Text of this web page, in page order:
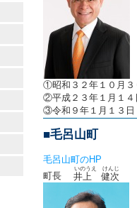
①昭和３２年１０月３
②平成２３年１月１４
③令和９年１月１３日
■毛呂山町
毛呂山町のHP
町長 井上 健次
いのうえ けんじ